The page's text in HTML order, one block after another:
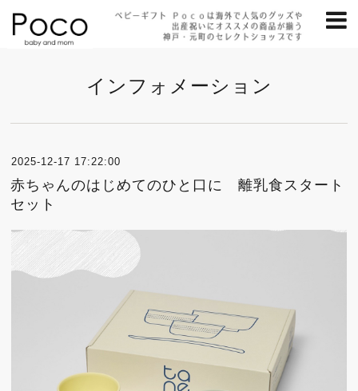
インフォメーション
2025-12-17 17:22:00
赤ちゃんのはじめてのひと口に 離乳食スタート
セット